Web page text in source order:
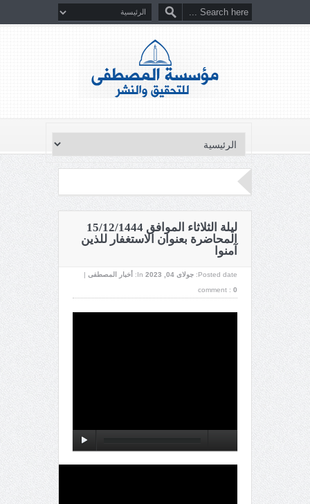
ليلة الثلاثاء الموافق 15/12/1444
المحاضرة بعنوان الاستغفار للذين
آمنوا
Posted date: جولای 04, 2023 In: أخبار المصطفى |
comment : 0